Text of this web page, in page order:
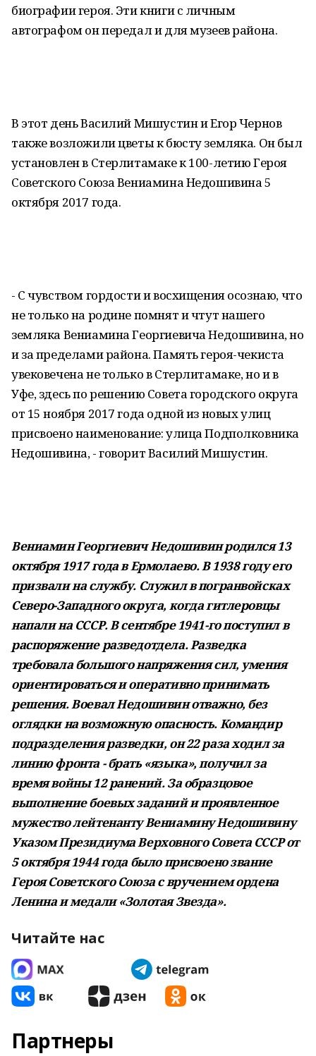
биографии героя. Эти книги с личным
автографом он передал и для музеев района.
В этот день Василий Мишустин и Егор Чернов
также возложили цветы к бюсту земляка. Он был
установлен в Стерлитамаке к 100-летию Героя
Советского Союза Вениамина Недошивина 5
октября 2017 года.
- С чувством гордости и восхищения осознаю, что
не только на родине помнят и чтут нашего
земляка Вениамина Георгиевича Недошивина, но
и за пределами района. Память героя-чекиста
увековечена не только в Стерлитамаке, но и в
Уфе, здесь по решению Совета городского округа
от 15 ноября 2017 года одной из новых улиц
присвоено наименование: улица Подполковника
Недошивина, - говорит Василий Мишустин.
Вениамин Георгиевич Недошивин родился 13
октября 1917 года в Ермолаево. В 1938 году его
призвали на службу. Служил в погранвойсках
Северо-Западного округа, когда гитлеровцы
напали на СССР. В сентябре 1941-го поступил в
распоряжение разведотдела. Разведка
требовала большого напряжения сил, умения
ориентироваться и оперативно принимать
решения. Воевал Недошивин отважно, без
оглядки на возможную опас­ность. Командир
подразделения разведки, он 22 раза ходил за
линию фронта - брать «языка», получил за
время войны 12 ранений. За образцовое
выполнение боевых заданий и проявленное
мужество лейтенанту Вениамину Недошивину
Указом Президиума Верховного Совета СССР от
5 октября 1944 года было присвоено звание
Героя Советского Союза с вручением ордена
Ленина и медали «Золотая Звезда».
Читайте нас
Партнеры